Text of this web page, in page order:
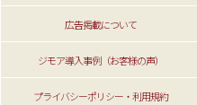
広告掲載について
ジモア導入事例（お客様の声）
プライバシーポリシー・利用規約